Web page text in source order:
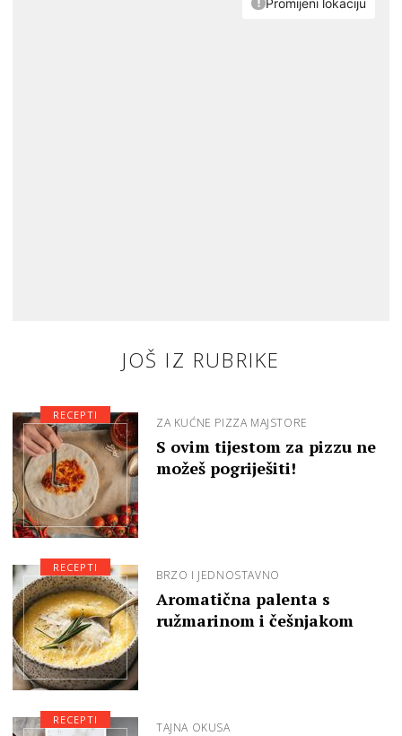
JOŠ IZ RUBRIKE
ZA KUĆNE PIZZA MAJSTORE
S ovim tijestom za pizzu ne
možeš pogriješiti!
RECEPTI
BRZO I JEDNOSTAVNO
Aromatična palenta s
ružmarinom i češnjakom
RECEPTI
TAJNA OKUSA
RECEPTI